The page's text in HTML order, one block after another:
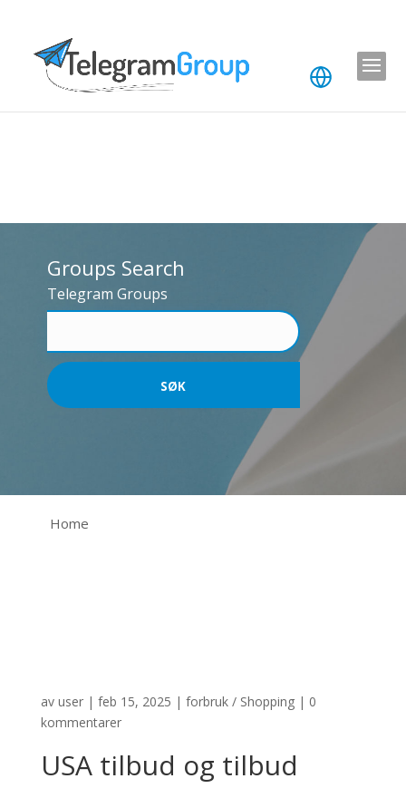
Groups Search
Telegram Groups
Home
av user| feb 15, 2025 | forbruk / Shopping| 0
kommentarer
USA tilbud og tilbud